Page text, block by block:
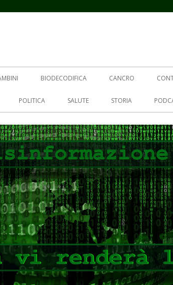
BIODECODIFICA CANCRO
POLITICA SALUTE STORIA